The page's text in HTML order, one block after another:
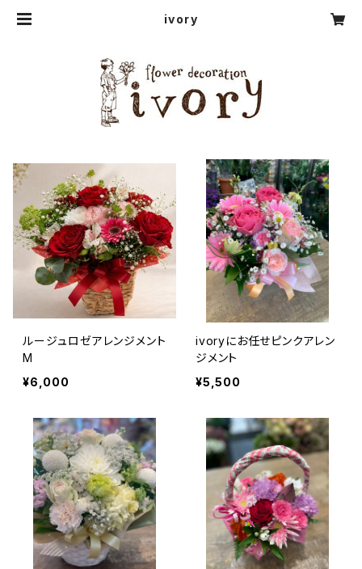
ivory
ルージュロゼアレンジメント
M
¥6,000
ivoryにお任せピンクアレン
ジメント
¥5,500